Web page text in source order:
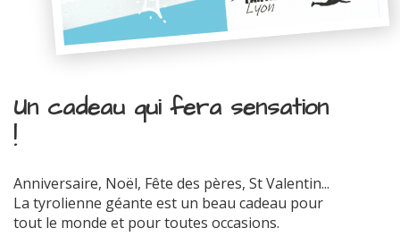
Un cadeau qui fera sensation
!
Anniversaire, Noël, Fête des pères, St Valentin...
La tyrolienne géante est un beau cadeau pour
tout le monde et pour toutes occasions.